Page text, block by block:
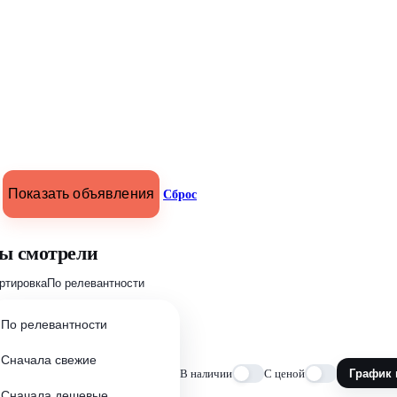
Показать объявления Сброс
смотрели
По релевантности
По релевантности
Сначала свежие
В наличии С ценой График